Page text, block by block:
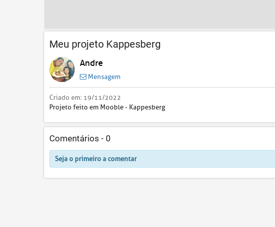
Meu projeto Kappesberg
Andre
Mensagem
Criado em: 19/11/2022
Projeto feito em Mooble - Kappesberg
Comentários - 0
Seja o primeiro a comentar